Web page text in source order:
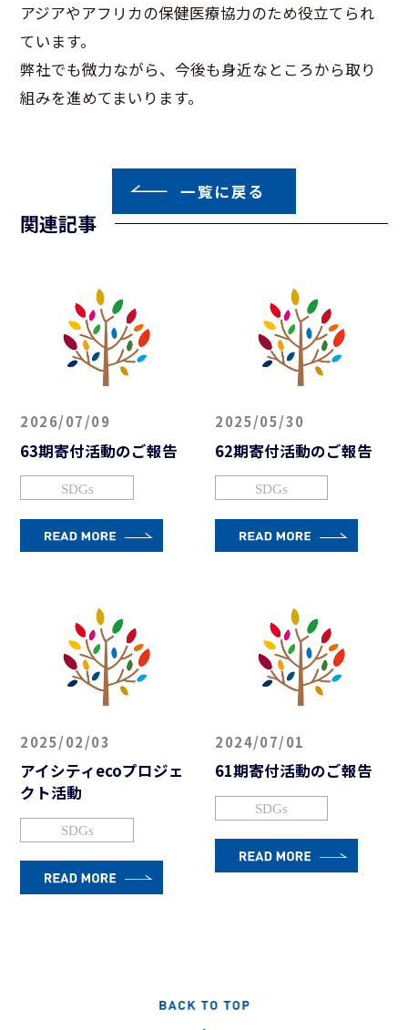
アジアやアフリカの保健医療協力のため役立てられ
ています。
弊社でも微力ながら、今後も身近なところから取り
組みを進めてまいります。
一覧に戻る
関連記事
2026/07/09
63期寄付活動のご報告
SDGs
2025/05/30
62期寄付活動のご報告
SDGs
2025/02/03
アイシティecoプロジェ
クト活動
SDGs
2024/07/01
61期寄付活動のご報告
SDGs